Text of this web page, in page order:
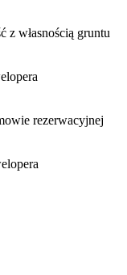
z własnością gruntu
rezerwacyjnej